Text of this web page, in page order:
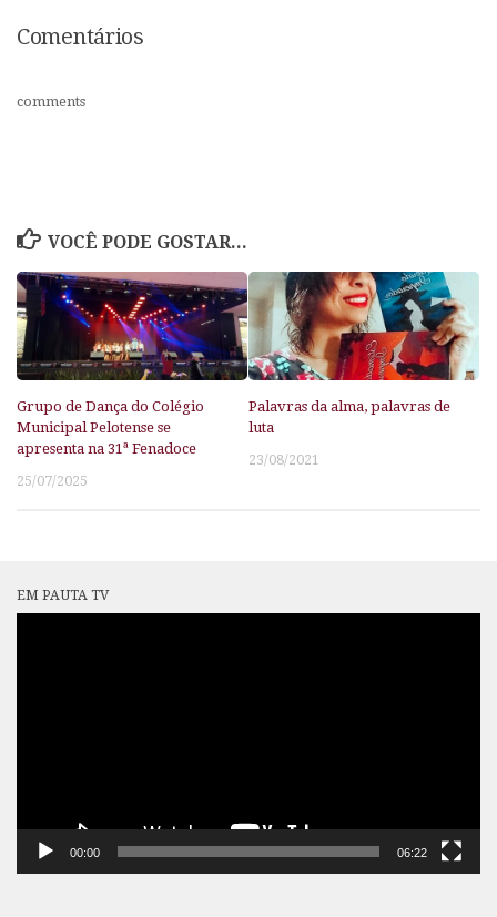
Comentários
comments
VOCÊ PODE GOSTAR...
Grupo de Dança do Colégio
Municipal Pelotense se
apresenta na 31ª Fenadoce
25/07/2025
Palavras da alma, palavras de
luta
23/08/2021
EM PAUTA TV
00:00 06:22